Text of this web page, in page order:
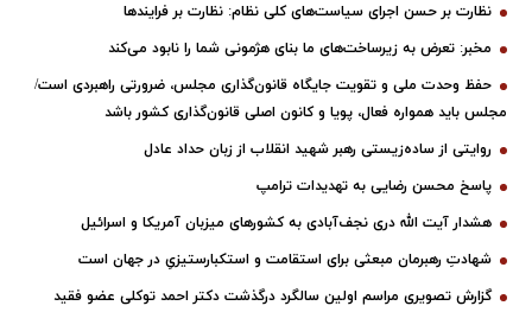
نظارت بر حسن اجرای سیاست‌های کلی نظام: نظارت بر فرایندها
مخبر: تعرض به زیرساخت‌های ما بنای هژمونی شما را نابود می‌کند
حفظ وحدت ملی و تقویت جایگاه قانون‌گذاری مجلس، ضرورتی راهبردی است/
مجلس باید همواره فعال، پویا و کانون اصلی قانون‌گذاری کشور باشد
روایتی از ساده‌زیستی رهبر شهید انقلاب از زبان حداد عادل
پاسخ محسن رضایی به تهدیدات ترامپ
هشدار آیت الله دری نجف‌آبادی به کشورهای میزبان آمریکا و اسرائیل
شهادتِ رهبرمان مبعثی برای استقامت و استکبارستیزیِ در جهان است
گزارش تصویری مراسم اولین سالگرد درگذشت دکتر احمد توکلی عضو فقید